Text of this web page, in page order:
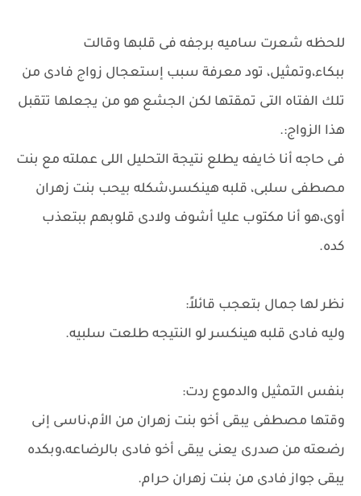
للحظه شعرت ساميه برجفه فى قلبها وقالت
ببكاء،وتمثيل، تود معرفة سبب إستعجال زواج فادى من
تلك الفتاه التى تمقتها لكن الجشع هو من يجعلها تتقبل
هذا الزواج:.
فى حاجه أنا خايفه يطلع نتيجة التحليل اللى عملته مع بنت
مصطفى سلبى، قلبه هينكسر،شكله بيحب بنت زهران
أوى،هو أنا مكتوب عليا أشوف ولادى قلوبهم ببتعذب
كده.
نظر لها جمال بتعجب قائلاً:
وليه فادى قلبه هينكسر لو النتيجه طلعت سلبيه.
بنفس التمثيل والدموع ردت:
وقتها مصطفى يبقى أخو بنت زهران من الأم،ناسى إنى
رضعته من صدرى يعنى يبقى أخو فادى بالرضاعه،وبكده
يبقى جواز فادى من بنت زهران حرام.